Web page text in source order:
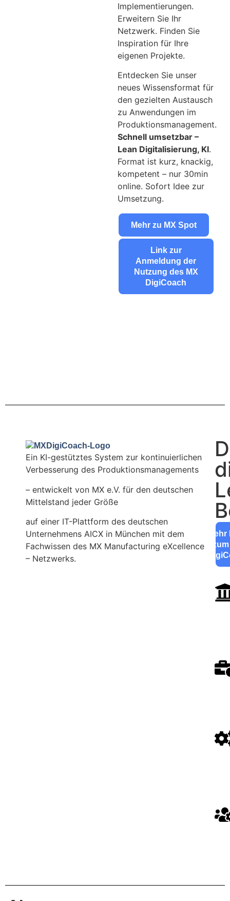
Implementierungen.
Erweitern Sie Ihr
Netzwerk. Finden Sie
Inspiration für Ihre
eigenen Projekte.
Entdecken Sie unser
neues Wissensformat für
den gezielten Austausch
zu Anwendungen im
Produktionsmanagement.
Schnell umsetzbar –
Lean Digitalisierung, KI.
Format ist kurz, knackig,
kompetent – nur 30min
online. Sofort Idee zur
Umsetzung.
Mehr zu MX Spot
Link zur
Anmeldung der
Nutzung des MX
DigiCoach
Ein KI-gestütztes System zur kontinuierlichen
Verbesserung des Produktionsmanagements
– entwickelt von MX e.V. für den deutschen
Mittelstand jeder Größe
auf einer IT-Plattform des deutschen
Unternehmens AICX in München mit dem
Fachwissen des MX Manufacturing eXcellence
– Netzwerks.